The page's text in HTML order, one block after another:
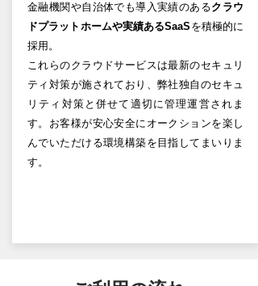
金融機関や自治体でも導入実績のあるクラウ
ドプラットホームや実績あるSaaS を積極的に
採用。
これらのクラウドサービスは最新のセキュリ
ティ対策が施されており、弊社独自のセキュ
リティ対策と併せて適切に管理運営されま
す。お客様が安心安全にオークションを楽し
んでいただける環境構築を目指してまいりま
す。